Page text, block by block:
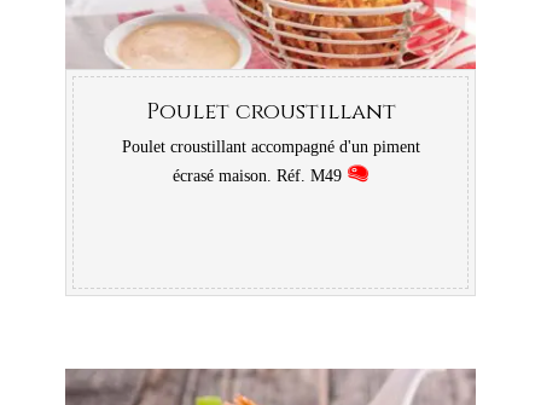
Poulet croustillant
Poulet croustillant accompagné d'un piment
écrasé maison. Réf. M49